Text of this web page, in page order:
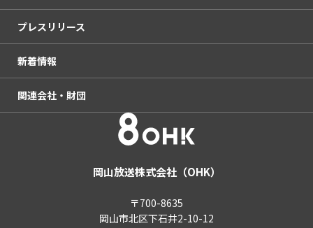
岡山放送株式会社（OHK）
〒700-8635
岡山市北区下石井2-10-12
OHKまちなかスタジオ「ミルン」
アクセス
後援・共催等の申請について
電子公告（決算公告）
haremachi TV
岡山放送番組基準
国民保護義務計画
放送番組の制作委託取引に関する自主基準
情報アクセシビリティ推進活動
プレスリリース
新着情報
関連会社・財団
OHKエンタープライズ